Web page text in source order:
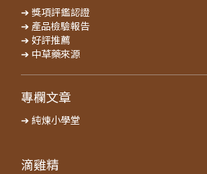
➔ 獎項評鑑認證
➔ 產品檢驗報告
➔ 好評推薦
➔ 中草藥來源
專欄文章
➔ 純煉小學堂
滴雞精